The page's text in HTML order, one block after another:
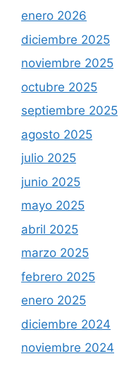
enero 2026
diciembre 2025
noviembre 2025
octubre 2025
septiembre 2025
agosto 2025
julio 2025
junio 2025
mayo 2025
abril 2025
marzo 2025
febrero 2025
enero 2025
diciembre 2024
noviembre 2024